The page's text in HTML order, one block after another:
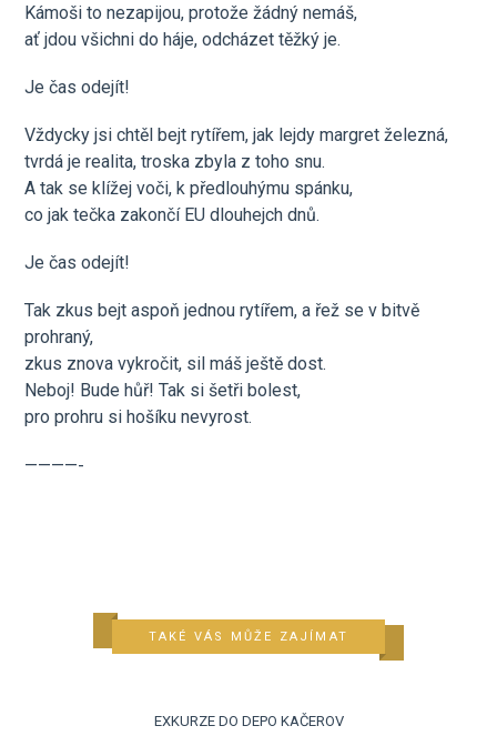
Kámoši to nezapijou, protože žádný nemáš,
ať jdou všichni do háje, odcházet těžký je.
Je čas odejít!
Vždycky jsi chtěl bejt rytířem, jak lejdy margret železná,
tvrdá je realita, troska zbyla z toho snu.
A tak se klížej voči, k předlouhýmu spánku,
co jak tečka zakončí EU dlouhejch dnů.
Je čas odejít!
Tak zkus bejt aspoň jednou rytířem, a řež se v bitvě
prohraný,
zkus znova vykročit, sil máš ještě dost.
Neboj! Bude hůř! Tak si šetři bolest,
pro prohru si hošíku nevyrost.
————-
TAKÉ VÁS MŮŽE ZAJÍMAT
EXKURZE DO DEPO KAČEROV